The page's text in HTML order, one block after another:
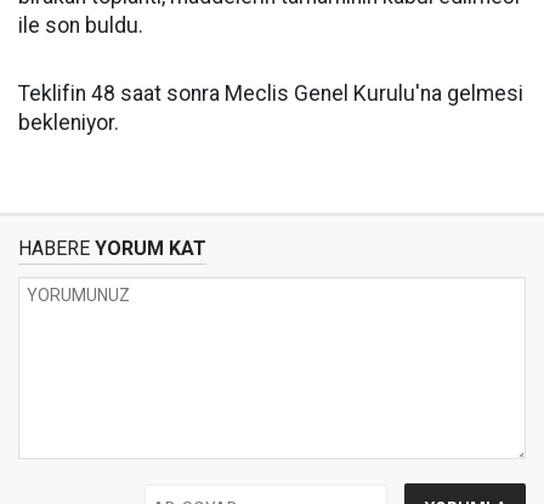
ile son buldu.
Teklifin 48 saat sonra Meclis Genel Kurulu'na gelmesi
bekleniyor.
HABERE YORUM KAT